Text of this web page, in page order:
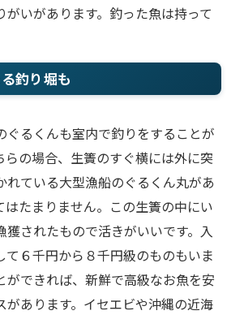
いがあります。釣った魚は持って
釣り堀も
ぐるくんも室内で釣りをすることが
らの場合、生簀のすぐ横には外に突
れている大型漁船のぐるくん丸があ
はたまりません。この生簀の中にい
獲されたもので活きがいいです。入
て６千円から８千円級のものもいま
ができれば、新鮮で高級なお魚を安
があります。イセエビや沖縄の近海